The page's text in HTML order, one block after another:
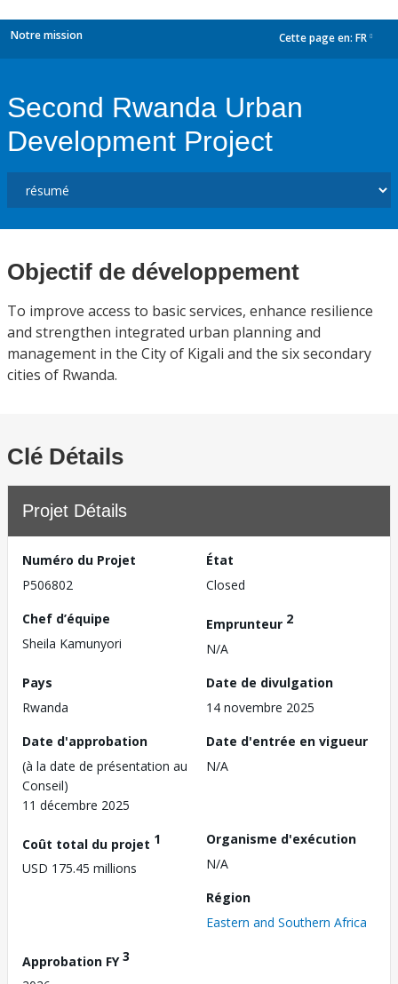
Notre mission Cette page en: FR
Second Rwanda Urban
Development Project
Objectif de développement
To improve access to basic services, enhance resilience
and strengthen integrated urban planning and
management in the City of Kigali and the six secondary
cities of Rwanda.
Clé Détails
Projet Détails
Numéro du Projet
P506802
État
Closed
Chef d’équipe
Sheila Kamunyori
Emprunteur 2
N/A
Pays
Rwanda
Date de divulgation
14 novembre 2025
Date d'approbation
(à la date de présentation au
Conseil)
11 décembre 2025
Date d'entrée en vigueur
N/A
Coût total du projet 1
USD 175.45 millions
Organisme d'exécution
N/A
Région
Eastern and Southern Africa
Approbation FY3